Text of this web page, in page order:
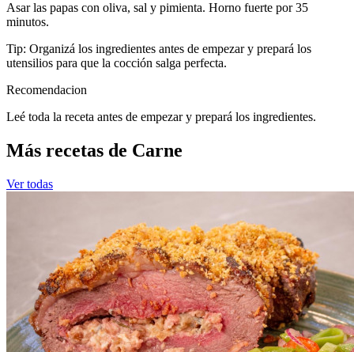
Asar las papas con oliva, sal y pimienta. Horno fuerte por 35
minutos.
Tip: Organizá los ingredientes antes de empezar y prepará los
utensilios para que la cocción salga perfecta.
Recomendacion
Leé toda la receta antes de empezar y prepará los ingredientes.
Más recetas de Carne
Ver todas